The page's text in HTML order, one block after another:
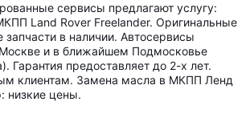
сервисы предлагают услугу:
Land Rover Freelander. Оригинальные
запчасти в наличии. Автосервисы
и в ближайшем Подмосковье
Гарантия предоставляет до 2-х лет.
клиентам. Замена масла в МКПП Ленд
низкие цены.